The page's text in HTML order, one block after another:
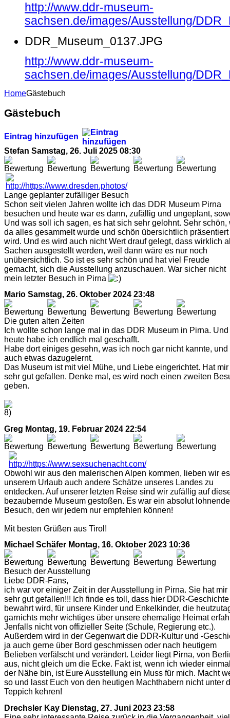
http://www.ddr-museum-
sachsen.de/images/Ausstellung/
DDR_Museum_0137.JPG
http://www.ddr-museum-
sachsen.de/images/Ausstellung/
HomeGästebuch
Gästebuch
Eintrag hinzufügen
Stefan Samstag, 26. Juli 2025 08:30
Lange geplanter zufälliger Besuch
Schon seit vielen Jahren wollte ich das DDR Museum Pirna
besuchen und heute war es dann, zufällig und ungeplant,
Und was soll ich sagen, es hat sich sehr gelohnt. Sehr schön,
da alles gesammelt wurde und schön übersichtlich präsentiert
wird. Und es wird auch nicht Wert drauf gelegt, dass wirklich
Sachen ausgestellt werden, weil dann wäre es nur noch
unübersichtlich. So ist es sehr schön und hat viel Freude
gemacht, sich die Ausstellung anzuschauen. War sicher nicht
mein letzter Besuch in Pirna
Mario Samstag, 26. Oktober 2024 23:48
Die guten alten Zeiten
Ich wollte schon lange mal in das DDR Museum in Pirna. Und
heute habe ich endlich mal geschafft.
Habe dort einiges gesehn, was ich noch gar nicht kannte, und
auch etwas dazugelernt.
Das Museum ist mit viel Mühe, und Liebe eingerichtet. Hat mir
sehr gut gefallen. Denke mal, es wird noch einen zweiten
geben.
Greg Montag, 19. Februar 2024 22:54
Obwohl wir aus den malerischen Alpen kommen, lieben wir
unserem Urlaub auch andere Schätze unseres Landes zu
entdecken. Auf unserer letzten Reise sind wir zufällig auf
bezaubernde Museum gestoßen. Es war ein absolut
Besuch, den wir jedem nur empfehlen können!
Mit besten Grüßen aus Tirol!
Michael Schäfer Montag, 16. Oktober 2023 10:36
Besuch der Ausstellung
Liebe DDR-Fans,
ich war vor einiger Zeit in der Ausstellung in Pirna. Sie hat mir
sehr gut gefallen!!! Ich finde es toll, dass hier DDR-Geschichte
bewahrt wird, für unsere Kinder und Enkelkinder, die
garnichts mehr wichtiges über unsere ehemalige Heimat
Jenfalls nicht von offizieller Seite (Schule, Regierung etc.).
Außerdem wird in der Gegenwart die DDR-Kultur und -
ja auch gerne über Bord geschmissen oder nach heutigem
Belieben verfälscht und verändert. Leider liegt Pirna, von
aus, nicht gleich um die Ecke. Fakt ist, wenn ich wieder
der Nähe bin, ist Eure Ausstellung ein Muss für mich. Macht
so und lasst Euch von den heutigen Machthabern nicht unter
Teppich kehren!
Drechsler Kay Dienstag, 27. Juni 2023 23:58